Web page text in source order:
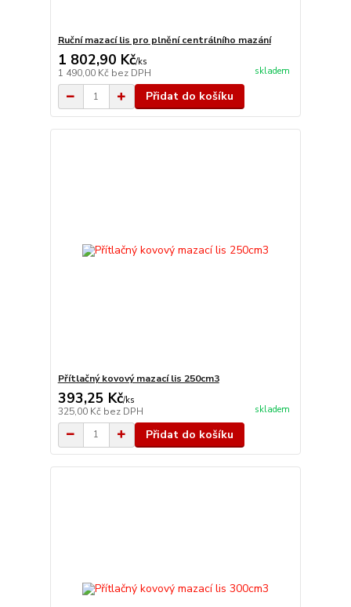
Ruční mazací lis pro plnění centrálního mazání
1 802,90 Kč/ks
1 490,00 Kč bez DPH skladem
Přidat do košíku
Přítlačný kovový mazací lis 250cm3
393,25 Kč/ks
325,00 Kč bez DPH skladem
Přidat do košíku